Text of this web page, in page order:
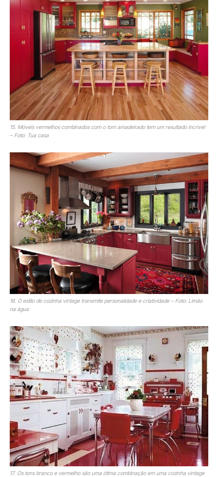
15. Móveis vermelhos combinados com o tom amadeirado tem um resultado incrível
– Foto: Tua casa
16. O estilo de cozinha vintage transmite personalidade e criatividade – Foto: Limão
na água
17. Os tons branco e vermelho são uma ótima combinação em uma cozinha vintage